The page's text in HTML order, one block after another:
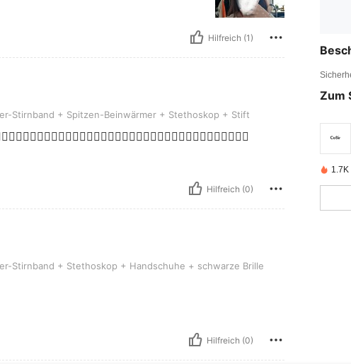
Hilfreich (1)
+ Spitzen-Beinwärmer + Stethoskop + Stift
Stirnband + Spitzen-Beinwärmer + Stethoskop + Stift
Hilfreich (0)
+ Stethoskop + Handschuhe + schwarze Brille
Stirnband + Stethoskop + Handschuhe + schwarze Brille
Hilfreich (0)
Zum